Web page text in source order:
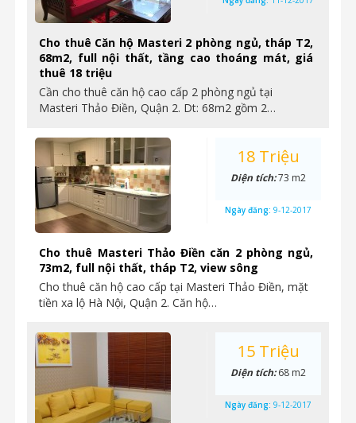
Cho thuê Căn hộ Masteri 2 phòng ngủ, tháp T2,
68m2, full nội thất, tầng cao thoáng mát, giá
thuê 18 triệu
Cần cho thuê căn hộ cao cấp 2 phòng ngủ tại
Masteri Thảo Điền, Quận 2. Dt: 68m2 gồm 2…
Cho thuê Masteri Thảo Điền căn 2 phòng ngủ,
73m2, full nội thất, tháp T2, view sông
Cho thuê căn hộ cao cấp tại Masteri Thảo Điền, mặt
tiền xa lộ Hà Nội, Quận 2. Căn hộ…
18 Triệu
Diện tích:73 m2
Ngày đăng: 9-12-2017
15 Triệu
Diện tích:68 m2
Ngày đăng: 9-12-2017